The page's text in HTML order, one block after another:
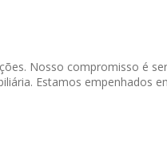
Nosso compromisso é
Estamos empenhados